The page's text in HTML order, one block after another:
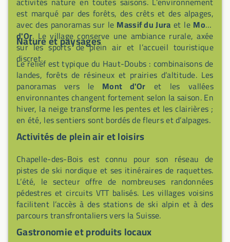
est marqué par des forêts, des crêts et des alpages,
avec des panoramas sur le Massif du Jura et le Mont
d'Or. Le village conserve une ambiance rurale, axée
sur les sports de plein air et l’accueil touristique
discret.
Nature et paysages
Le relief est typique du Haut-Doubs : combinaisons de
landes, forêts de résineux et prairies d’altitude. Les
panoramas vers le Mont d'Or et les vallées
environnantes changent fortement selon la saison. En
hiver, la neige transforme les pentes et les clairières ;
en été, les sentiers sont bordés de fleurs et d’alpages.
Activités de plein air et loisirs
Chapelle-des-Bois est connu pour son réseau de
pistes de ski nordique et ses itinéraires de raquettes.
L’été, le secteur offre de nombreuses randonnées
pédestres et circuits VTT balisés. Les villages voisins
facilitent l’accès à des stations de ski alpin et à des
parcours transfrontaliers vers la Suisse.
Gastronomie et produits locaux